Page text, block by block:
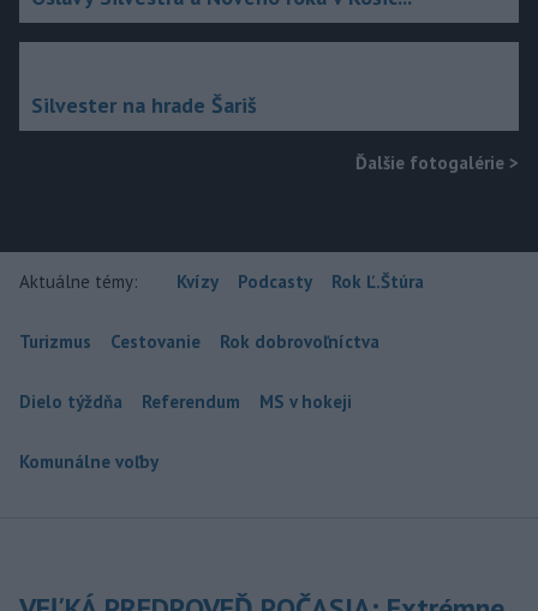
Silvester na hrade Šariš
Ďalšie fotogalérie >
Aktuálne témy: Kvízy Podcasty Rok Ľ.Štúra
Turizmus Cestovanie Rok dobrovoľníctva
Dielo týždňa Referendum MS v hokeji
Komunálne voľby